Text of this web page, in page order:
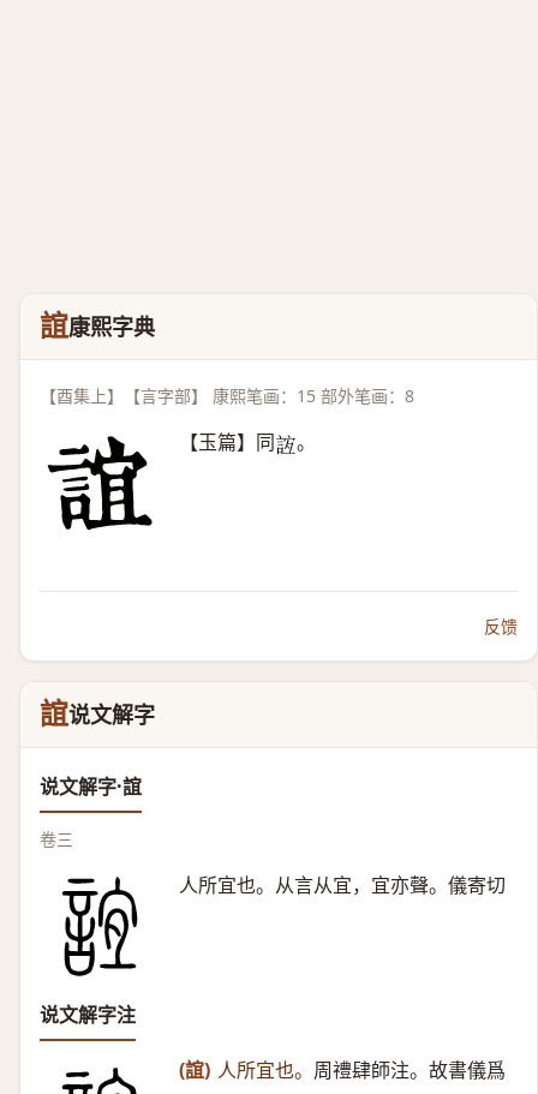
誼康熙字典
【酉集上】【言字部】 康熙笔画：15 部外笔画：8
【玉篇】同𧧼 。
反馈
誼说文解字
说文解字·誼
卷三
人所宜也。从言从宜，宜亦聲。儀寄切
说文解字注
(誼) 人所宜也。 周禮肆師注。故書儀爲